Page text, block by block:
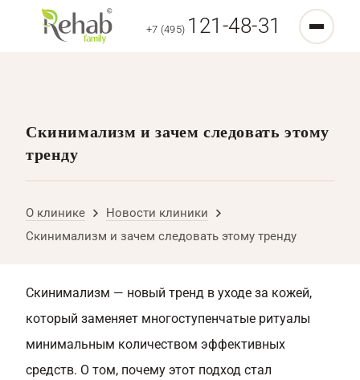
+7 (495) 121-48-31
Cкинимализм и зачем следовать этому
тренду
О клинике
Новости клиники
Cкинимализм и зачем следовать этому тренду
Скинимализм — новый тренд в уходе за кожей,
который заменяет многоступенчатые ритуалы
минимальным количеством эффективных
средств. О том, почему этот подход стал